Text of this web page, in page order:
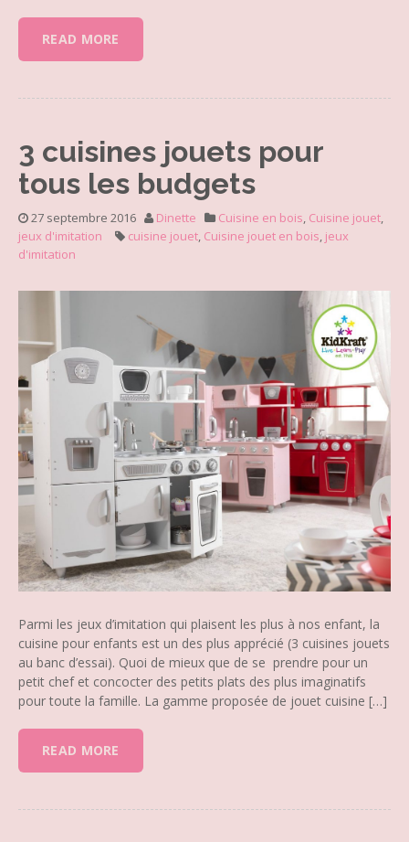
READ MORE
3 cuisines jouets pour
tous les budgets
27 septembre 2016 Dinette Cuisine en bois, Cuisine jouet,
jeux d'imitation
cuisine jouet, Cuisine jouet en bois, jeux
d'imitation
Parmi les jeux d’imitation qui plaisent les plus à nos enfant, la
cuisine pour enfants est un des plus apprécié (3 cuisines jouets
au banc d’essai). Quoi de mieux que de se prendre pour un
petit chef et concocter des petits plats des plus imaginatifs
pour toute la famille. La gamme proposée de jouet cuisine […]
READ MORE